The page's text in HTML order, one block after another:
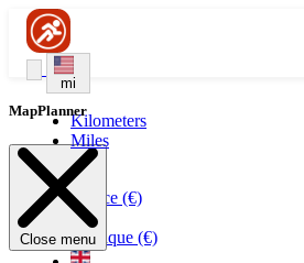
mi
Kilometers
Miles
France (€)
Belgique (€)
MapPlanner
Close menu